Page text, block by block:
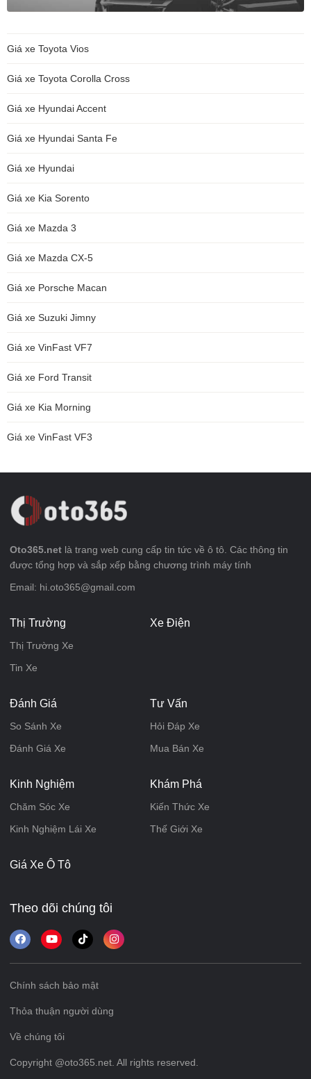
Giá xe Toyota Vios
Giá xe Toyota Corolla Cross
Giá xe Hyundai Accent
Giá xe Hyundai Santa Fe
Giá xe Hyundai
Giá xe Kia Sorento
Giá xe Mazda 3
Giá xe Mazda CX-5
Giá xe Porsche Macan
Giá xe Suzuki Jimny
Giá xe VinFast VF7
Giá xe Ford Transit
Giá xe Kia Morning
Giá xe VinFast VF3
Oto365.net là trang web cung cấp tin tức về ô tô. Các thông tin
được tổng hợp và sắp xếp bằng chương trình máy tính
Email: hi.oto365@gmail.com
Thị Trường
Thị Trường Xe
Tin Xe
Xe Điện
Đánh Giá
So Sánh Xe
Đánh Giá Xe
Tư Vấn
Hỏi Đáp Xe
Mua Bán Xe
Kinh Nghiệm
Chăm Sóc Xe
Kinh Nghiệm Lái Xe
Khám Phá
Kiến Thức Xe
Thế Giới Xe
Giá Xe Ô Tô
Theo dõi chúng tôi
Chính sách bảo mật
Thỏa thuận người dùng
Về chúng tôi
Copyright @oto365.net. All rights reserved.